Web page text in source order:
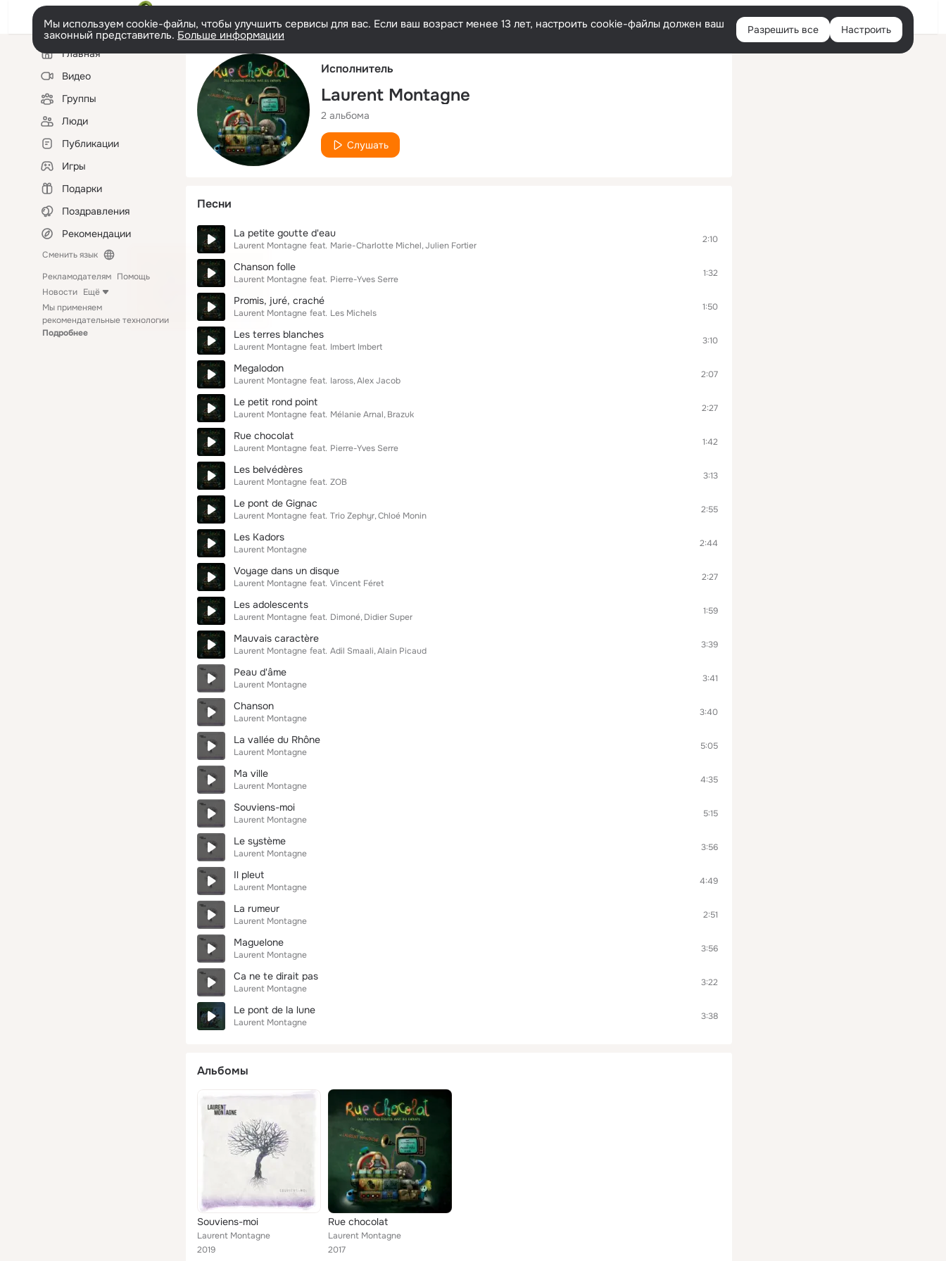
Русский Войти
Мы используем cookie-файлы, чтобы улучшить сервисы для вас. Если ваш возраст менее 13 лет, настроить cookie-файлы должен ваш
законный представитель. Больше информации Разрешить все Настроить
Левая
колонкаГлавная
Видео
Группы
Люди
Публикации
Игры
Подарки
Поздравления
Рекомендации
Сменить язык
Рекламодателям Помощь
Новости Ещё
Мы применяем
рекомендательные технологии
Подробнее
Исполнитель
Laurent Montagne
2 альбома
Слушать
Песни
La petite goutte d'eau
Laurent Montagne feat. Marie-Charlotte Michel Julien Fortier
2:10
Chanson folle
Laurent Montagne feat. Pierre-Yves Serre
1:32
Promis, juré, craché
Laurent Montagne feat. Les Michels
1:50
Les terres blanches
Laurent Montagne feat. Imbert Imbert
3:10
Megalodon
Laurent Montagne feat. Iaross Alex Jacob
2:07
Le petit rond point
Laurent Montagne feat. Mélanie Arnal Brazuk
2:27
Rue chocolat
Laurent Montagne feat. Pierre-Yves Serre
1:42
Les belvédères
Laurent Montagne feat. ZOB
3:13
Le pont de Gignac
Laurent Montagne feat. Trio Zephyr Chloé Monin
2:55
Les Kadors
Laurent Montagne
2:44
Voyage dans un disque
Laurent Montagne feat. Vincent Féret
2:27
Les adolescents
Laurent Montagne feat. Dimoné Didier Super
1:59
Mauvais caractère
Laurent Montagne feat. Adil Smaali Alain Picaud
3:39
Peau d'âme
Laurent Montagne
3:41
Chanson
Laurent Montagne
3:40
La vallée du Rhône
Laurent Montagne
5:05
Ma ville
Laurent Montagne
4:35
Souviens-moi
Laurent Montagne
5:15
Le système
Laurent Montagne
3:56
Il pleut
Laurent Montagne
4:49
La rumeur
Laurent Montagne
2:51
Maguelone
Laurent Montagne
3:56
Ca ne te dirait pas
Laurent Montagne
3:22
Le pont de la lune
Laurent Montagne
3:38
Альбомы
Souviens-moi
Laurent Montagne
2019
Rue chocolat
Laurent Montagne
2017